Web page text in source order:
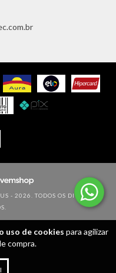
uso de cookies para agilizar
compra.
- 2026. TODOS OS DIREITOS